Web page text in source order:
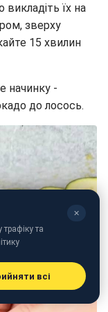
їх на
зверху
15 хвилин
начинку -
до лосось.
✕
та
всі